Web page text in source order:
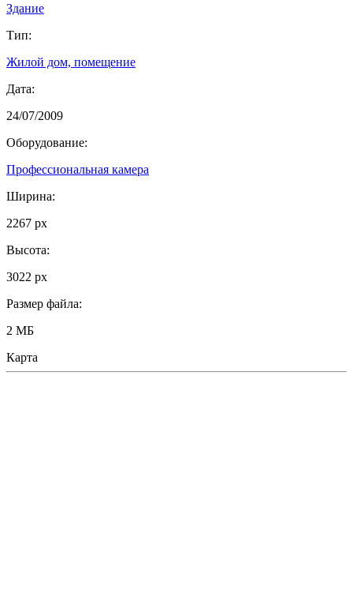
Здание
Тип:
Жилой дом, помещение
Дата:
24/07/2009
Оборудование:
Профессиональная камера
Ширина:
2267 px
Высота:
3022 px
Размер файла:
2 МБ
Карта